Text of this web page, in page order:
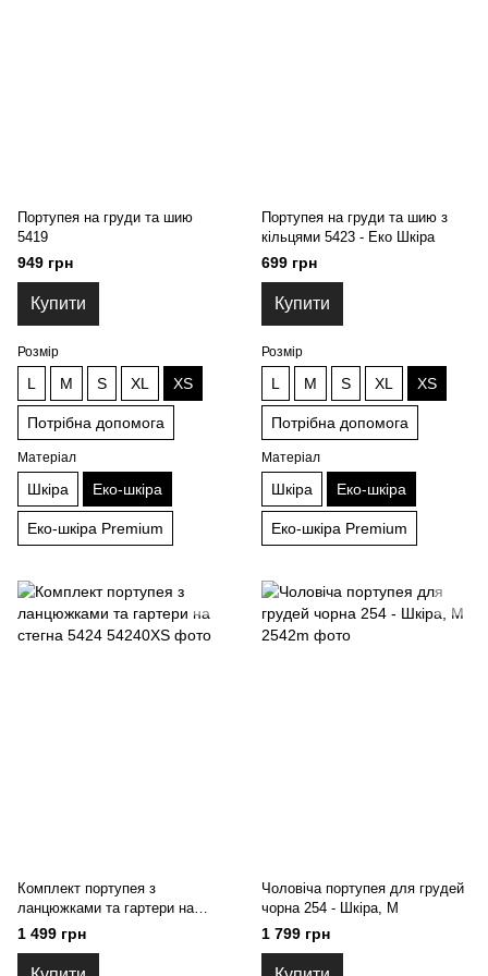
Портупея на груди та шию
5419
949 грн
Купити
Розмір
L M S XL XS
Потрібна допомога
Матеріал
Шкіра Еко-шкіра
Еко-шкіра Premium
Портупея на груди та шию з
кільцями 5423 - Еко Шкіра
699 грн
Купити
Розмір
L M S XL XS
Потрібна допомога
Матеріал
Шкіра Еко-шкіра
Еко-шкіра Premium
Комплект портупея з
ланцюжками та гартери на
стегна 5424
1 499 грн
Чоловіча портупея для грудей
чорна 254 - Шкіра, M
1 799 грн